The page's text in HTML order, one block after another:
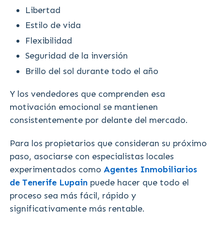
Libertad
Estilo de vida
Flexibilidad
Seguridad de la inversión
Brillo del sol durante todo el año
Y los vendedores que comprenden esa
motivación emocional se mantienen
consistentemente por delante del mercado.
Para los propietarios que consideran su próximo
paso, asociarse con especialistas locales
experimentados como Agentes Inmobiliarios
de Tenerife Lupain puede hacer que todo el
proceso sea más fácil, rápido y
significativamente más rentable.